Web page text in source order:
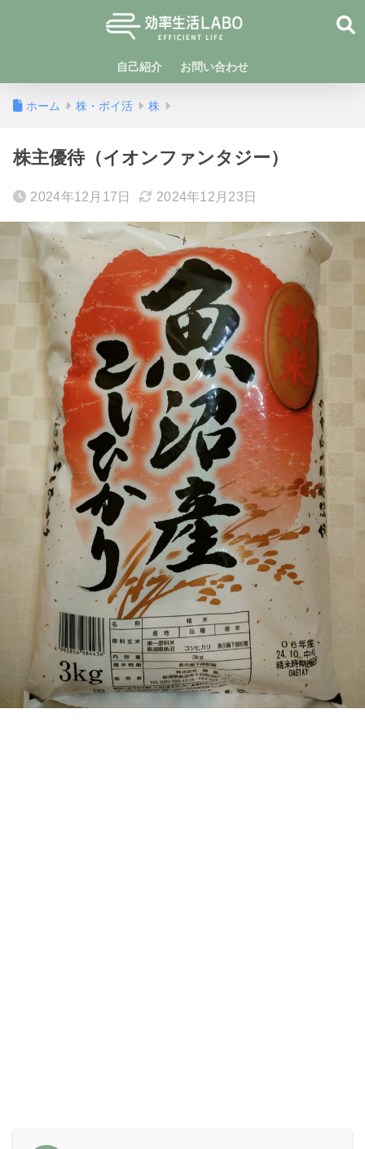
自己紹介 お問い合わせ
ホーム 株・ポイ活 株
株主優待（イオンファンタジー）
2024年12月17日 2024年12月23日